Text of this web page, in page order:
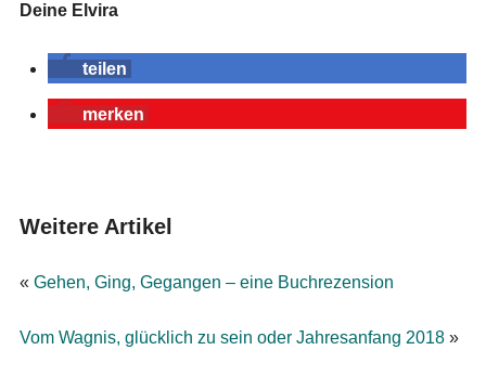
Deine Elvira
teilen
merken
Weitere Artikel
« Gehen, Ging, Gegangen – eine Buchrezension
Vom Wagnis, glücklich zu sein oder Jahresanfang 2018»